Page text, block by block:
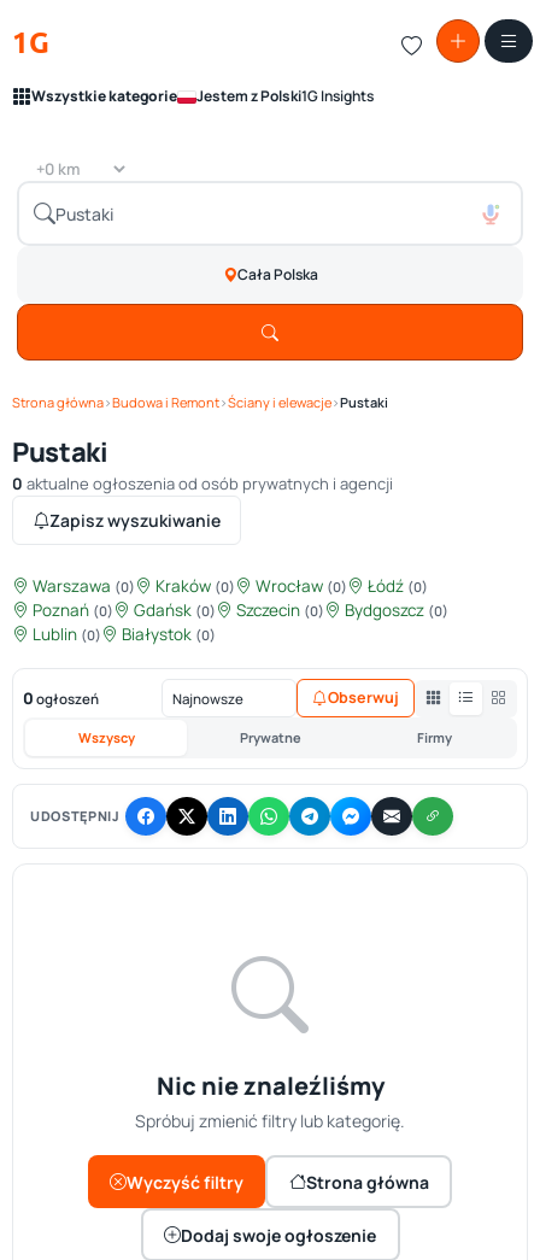
1G
Wszystkie kategorie Jestem z Polski1G Insights
Cała Polska
Strona główna›Budowa i Remont›Ściany i elewacje›Pustaki
Pustaki
0 aktualne ogłoszenia od osób prywatnych i agencji
Zapisz wyszukiwanie
Warszawa (0) Kraków (0) Wrocław (0) Łódź (0)
Poznań (0) Gdańsk (0) Szczecin (0) Bydgoszcz (0)
Lublin (0) Białystok (0)
0 ogłoszeń
Wszyscy Prywatne Firmy
Obserwuj
UDOSTĘPNIJ
Nic nie znaleźliśmy
Spróbuj zmienić filtry lub kategorię.
Wyczyść filtry Strona główna
Dodaj swoje ogłoszenie